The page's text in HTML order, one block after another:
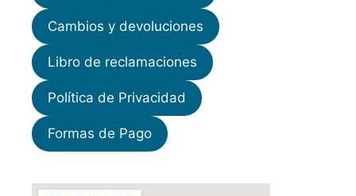
Cambios y devoluciones
Libro de reclamaciones
Política de Privacidad
Formas de Pago